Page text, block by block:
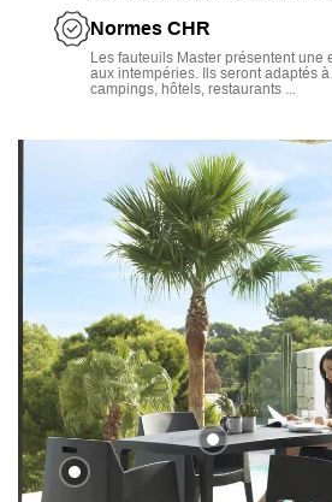
Normes CHR
Les fauteuils Master présentent une
aux intempéries. Ils seront adaptés
campings, hôtels, restaurants ...